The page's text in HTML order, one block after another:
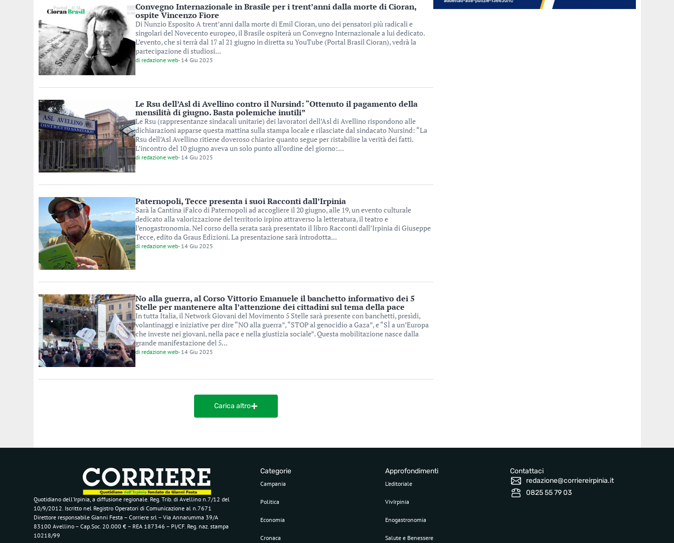
Convegno Internazionale in Brasile per i trent’anni dalla morte di Cioran,
ospite Vincenzo Fiore
Di Nunzio Esposito A trent’anni dalla morte di Emil Cioran, uno dei pensatori più radicali e
singolari del Novecento europeo, il Brasile ospiterà un Convegno Internazionale a lui dedicato.
L’evento, che si terrà dal 17 al 21 giugno in diretta su YouTube (Portal Brasil Cioran), vedrà la
partecipazione di studiosi...
di redazione web- 14 Giu 2025
Le Rsu dell’Asl di Avellino contro il Nursind: “Ottenuto il pagamento della
mensilità di giugno. Basta polemiche inutili”
Le Rsu (rappresentanze sindacali unitarie) dei lavoratori dell’Asl di Avellino rispondono alle
dichiarazioni apparse questa mattina sulla stampa locale e rilasciate dal sindacato Nursind: “La
Rsu dell’Asl Avellino ritiene doveroso chiarire quanto segue per ristabilire la verità dei fatti.
L’incontro del 10 giugno aveva un solo punto all’ordine del giorno:...
di redazione web- 14 Giu 2025
Paternopoli, Tecce presenta i suoi Racconti dall’Irpinia
Sarà la Cantina iFalco di Paternopoli ad accogliere il 20 giugno, alle 19, un evento culturale
dedicato alla valorizzazione del territorio irpino attraverso la letteratura, il teatro e
l’enogastronomia. Nel corso della serata sarà presentato il libro Racconti dall’Irpinia di Giuseppe
Tecce, edito da Graus Edizioni. La presentazione sarà introdotta...
di redazione web- 14 Giu 2025
No alla guerra, al Corso Vittorio Emanuele il banchetto informativo dei 5
Stelle per mantenere alta l’attenzione dei cittadini sul tema della pace
In tutta Italia, il Network Giovani del Movimento 5 Stelle sarà presente con banchetti, presìdi,
volantinaggi e iniziative per dire “NO alla guerra”, “STOP al genocidio a Gaza”, e “SÌ a un’Europa
che investe nei giovani, nella pace e nella giustizia sociale”. Questa mobilitazione nasce dalla
grande manifestazione del 5...
di redazione web- 14 Giu 2025
Carica altro
Quotidiano dell’Irpinia, a diffusione regionale. Reg. Trib. di Avellino n.7/12 del
10/9/2012. Iscritto nel Registro Operatori di Comunicazione al n.7671
Direttore responsabile Gianni Festa – Corriere srl – Via Annarumma 39/A
83100 Avellino – Cap.Soc. 20.000 € – REA 187346 – PI/CF. Reg. naz. stampa
10218/99
Categorie
Campania
Politica
Economia
Cronaca
Approfondimenti
L’editoriale
VivIrpinia
Enogastronomia
Salute e Benessere
Contattaci
redazione@corriereirpinia.it
0825 55 79 03